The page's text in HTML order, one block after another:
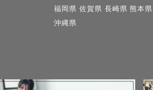
福岡県 佐賀県 長崎県 熊本県
沖縄県